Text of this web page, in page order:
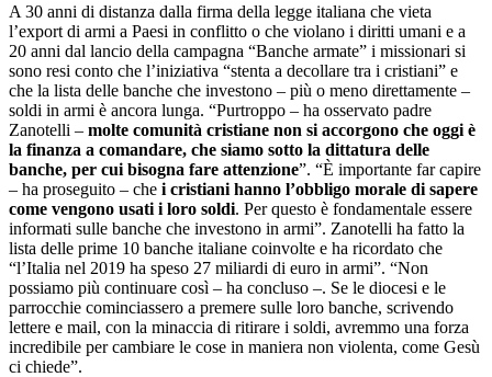
A 30 anni di distanza dalla firma della legge italiana che vieta
l’export di armi a Paesi in conflitto o che violano i diritti umani e a
20 anni dal lancio della campagna “Banche armate” i missionari si
sono resi conto che l’iniziativa “stenta a decollare tra i cristiani” e
che la lista delle banche che investono – più o meno direttamente –
soldi in armi è ancora lunga. “Purtroppo – ha osservato padre
Zanotelli – molte comunità cristiane non si accorgono che oggi è
la finanza a comandare, che siamo sotto la dittatura delle
banche, per cui bisogna fare attenzione”. “È importante far capire
– ha proseguito – che i cristiani hanno l’obbligo morale di sapere
come vengono usati i loro soldi. Per questo è fondamentale essere
informati sulle banche che investono in armi”. Zanotelli ha fatto la
lista delle prime 10 banche italiane coinvolte e ha ricordato che
“l’Italia nel 2019 ha speso 27 miliardi di euro in armi”. “Non
possiamo più continuare così – ha concluso –. Se le diocesi e le
parrocchie cominciassero a premere sulle loro banche, scrivendo
lettere e mail, con la minaccia di ritirare i soldi, avremmo una forza
incredibile per cambiare le cose in maniera non violenta, come Gesù
ci chiede”.